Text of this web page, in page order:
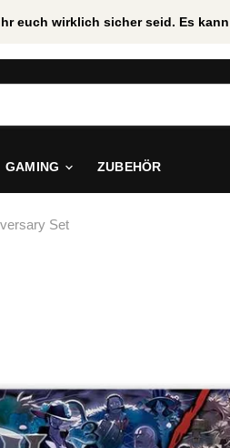
euch wirklich sicher seid. Es
GAMING ZUBEHÖR
Set